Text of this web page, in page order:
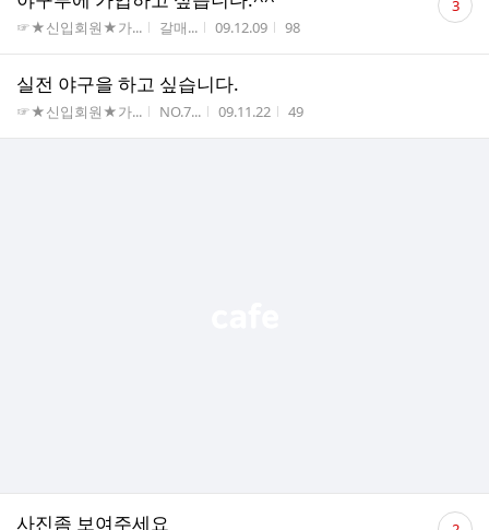
게시판명
☞★신입회원★가... 작성자
갈매... 작성시간
09.12.09 조회수
98
글 3
실전 야구을 하고 싶습니다.
게시판명
☞★신입회원★가... 작성자
NO.7... 작성시간
09.11.22 조회수
49
사진좀 보여주세요
댓